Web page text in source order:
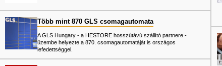
Több mint 870 GLS csomagautomata
A GLS Hungary - a HESTORE hosszútávú szállító partnere -
üzembe helyezte a 870. csomagautomatáját is országos
lefedettséggel.